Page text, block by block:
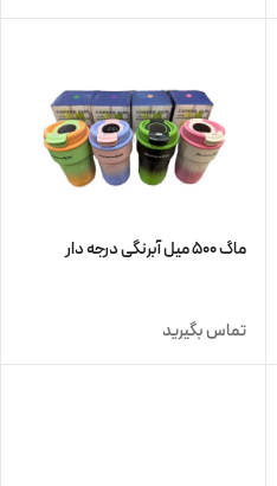
ماگ ۵۰۰ میل آبرنگی درجه دار
تماس بگیرید